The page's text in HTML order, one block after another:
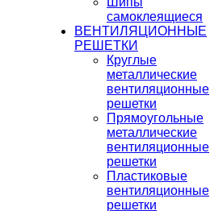
самоклеящиеся
ВЕНТИЛЯЦИОННЫЕ
РЕШЕТКИ
Круглые
металлические
вентиляционные
решетки
Прямоугольные
металлические
вентиляционные
решетки
Пластиковые
вентиляционные
решетки